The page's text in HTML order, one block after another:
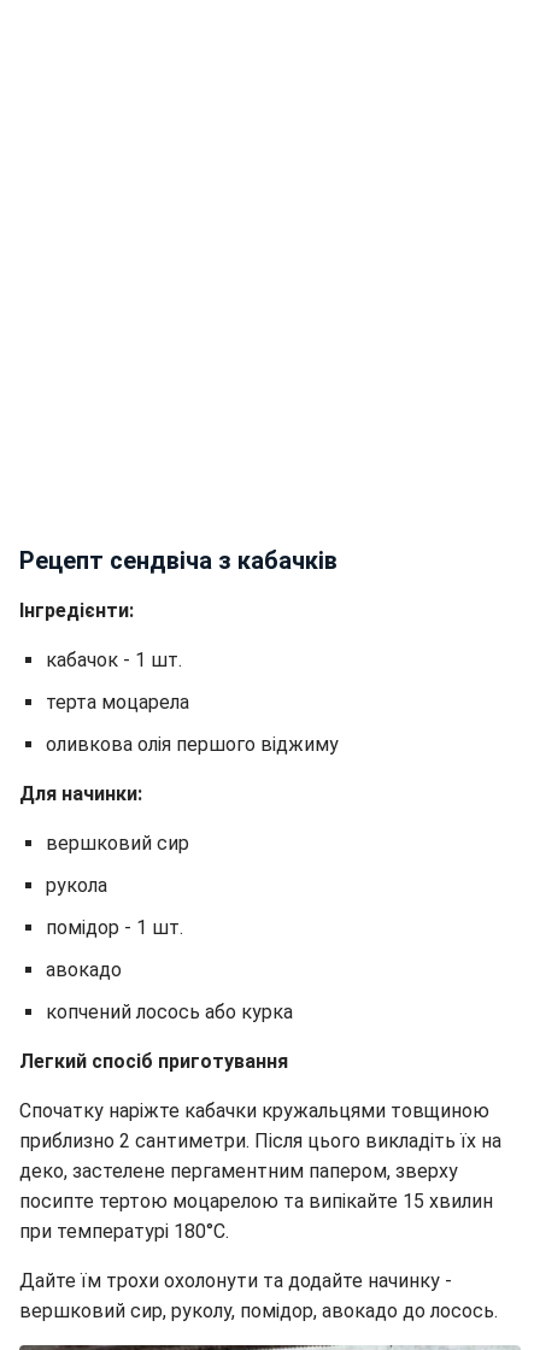
Рецепт сендвіча з кабачків
Інгредієнти:
кабачок - 1 шт.
терта моцарела
оливкова олія першого віджиму
Для начинки:
вершковий сир
рукола
помідор - 1 шт.
авокадо
копчений лосось або курка
Легкий спосіб приготування
Спочатку наріжте кабачки кружальцями товщиною
приблизно 2 сантиметри. Після цього викладіть їх на
деко, застелене пергаментним папером, зверху
посипте тертою моцарелою та випікайте 15 хвилин
при температурі 180°C.
Дайте їм трохи охолонути та додайте начинку -
вершковий сир, руколу, помідор, авокадо до лосось.